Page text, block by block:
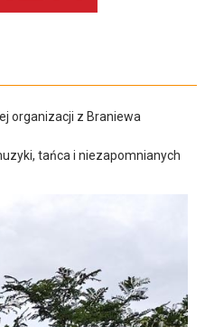
organizacji z Braniewa
tańca i niezapomnianych